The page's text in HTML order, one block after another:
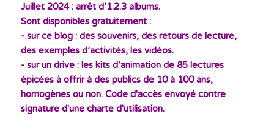
Juillet 2024 : arrêt d’1.2.3 albums.
Sont disponibles gratuitement :
- sur ce blog : des souvenirs, des retours de lecture,
des exemples d’activités, les vidéos.
- sur un drive : les kits d’animation de 85 lectures
épicées à offrir à des publics de 10 à 100 ans,
homogènes ou non. Code d'accès envoyé contre
signature d'une charte d'utilisation.